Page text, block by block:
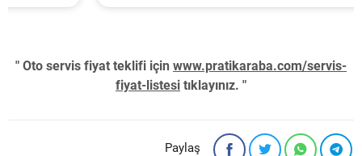
" Oto servis fiyat teklifi için www.pratikaraba.com/servis-
fiyat-listesi tıklayınız. "
Paylaş